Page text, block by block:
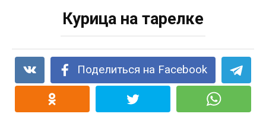
Курица на тарелке
Поделиться на Facebook